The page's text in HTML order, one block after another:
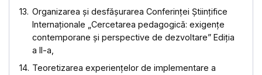
Organizarea și desfășurarea Conferinței Științifice
Internaționale „Cercetarea pedagogică: exigențe
contemporane și perspective de dezvoltare” Ediția
a II-a,
Teoretizarea experiențelor de implementare a